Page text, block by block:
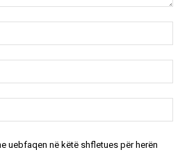
uebfaqen në këtë shfletues për herën